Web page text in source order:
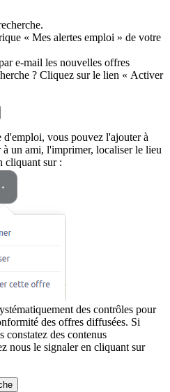
« Mes alertes emploi » de votre
e-mail les nouvelles offres
? Cliquez sur le lien « Activer
vous pouvez l'ajouter à
un ami, l'imprimer, localiser le lieu
cliquant sur :
des contrôles pour
des offres diffusées. Si
constatez des contenus
nous le signaler en cliquant sur